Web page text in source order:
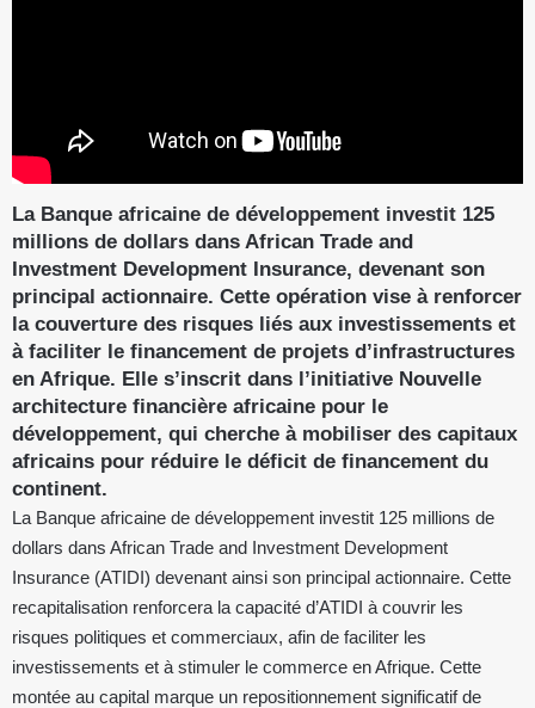
La Banque africaine de développement investit 125
millions de dollars dans African Trade and
Investment Development Insurance, devenant son
principal actionnaire. Cette opération vise à renforcer
la couverture des risques liés aux investissements et
à faciliter le financement de projets d’infrastructures
en Afrique. Elle s’inscrit dans l’initiative Nouvelle
architecture financière africaine pour le
développement, qui cherche à mobiliser des capitaux
africains pour réduire le déficit de financement du
continent.
La Banque africaine de développement investit 125 millions de
dollars dans African Trade and Investment Development
Insurance (ATIDI) devenant ainsi son principal actionnaire. Cette
recapitalisation renforcera la capacité d’ATIDI à couvrir les
risques politiques et commerciaux, afin de faciliter les
investissements et à stimuler le commerce en Afrique. Cette
montée au capital marque un repositionnement significatif de